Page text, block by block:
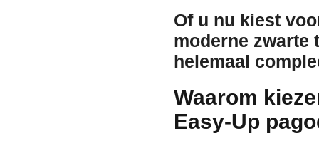
Of u nu kiest
moderne zwarte
helemaal
Waarom
Easy-Up